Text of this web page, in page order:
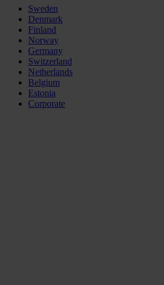
Sweden
Denmark
Finland
Norway
Germany
Switzerland
Netherlands
Belgium
Estonia
Corporate